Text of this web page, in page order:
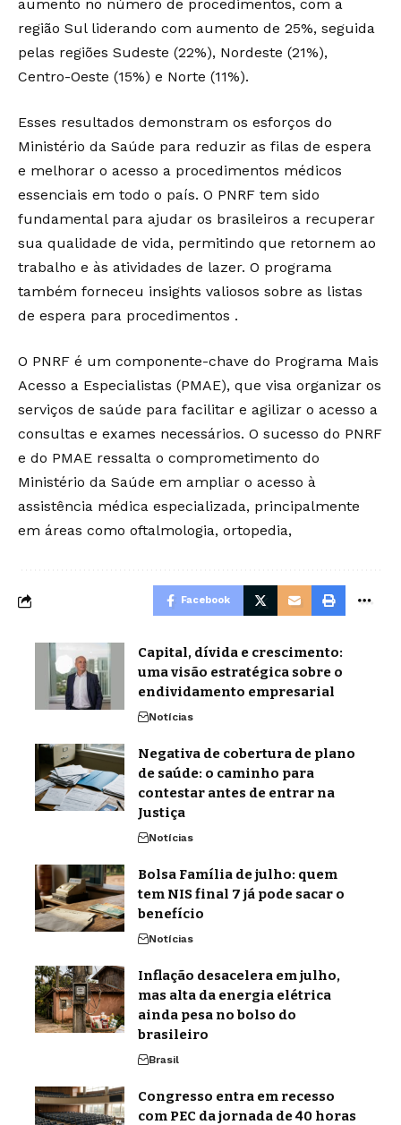
aumento no número de procedimentos, com a
região Sul liderando com aumento de 25%, seguida
pelas regiões Sudeste (22%), Nordeste (21%),
Centro-Oeste (15%) e Norte (11%).
Esses resultados demonstram os esforços do
Ministério da Saúde para reduzir as filas de espera
e melhorar o acesso a procedimentos médicos
essenciais em todo o país. O PNRF tem sido
fundamental para ajudar os brasileiros a recuperar
sua qualidade de vida, permitindo que retornem ao
trabalho e às atividades de lazer. O programa
também forneceu insights valiosos sobre as listas
de espera para procedimentos .
O PNRF é um componente-chave do Programa Mais
Acesso a Especialistas (PMAE), que visa organizar os
serviços de saúde para facilitar e agilizar o acesso a
consultas e exames necessários. O sucesso do PNRF
e do PMAE ressalta o comprometimento do
Ministério da Saúde em ampliar o acesso à
assistência médica especializada, principalmente
em áreas como oftalmologia, ortopedia,
Facebook
Capital, dívida e crescimento:
uma visão estratégica sobre o
endividamento empresarial
Notícias
Negativa de cobertura de plano
de saúde: o caminho para
contestar antes de entrar na
Justiça
Notícias
Bolsa Família de julho: quem
tem NIS final 7 já pode sacar o
benefício
Notícias
Inflação desacelera em julho,
mas alta da energia elétrica
ainda pesa no bolso do
brasileiro
Brasil
Congresso entra em recesso
com PEC da jornada de 40 horas